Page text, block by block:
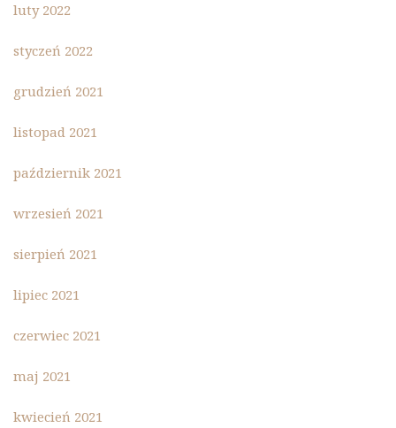
luty 2022
styczeń 2022
grudzień 2021
listopad 2021
październik 2021
wrzesień 2021
sierpień 2021
lipiec 2021
czerwiec 2021
maj 2021
kwiecień 2021